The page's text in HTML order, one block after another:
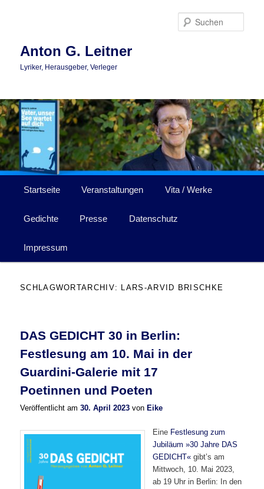
Anton G. Leitner
Lyriker, Herausgeber, Verleger
Startseite Veranstaltungen Vita / Werke
Gedichte Presse Datenschutz
Impressum
SCHLAGWORTARCHIV: LARS-ARVID BRISCHKE
DAS GEDICHT 30 in Berlin:
Festlesung am 10. Mai in der
Guardini-Galerie mit 17
Poetinnen und Poeten
Veröffentlicht am30. April 2023 von Eike
Eine Festlesung zum
Jubiläum »30 Jahre DAS
GEDICHT« gibt’s am
Mittwoch, 10. Mai 2023,
ab 19 Uhr in Berlin: In den